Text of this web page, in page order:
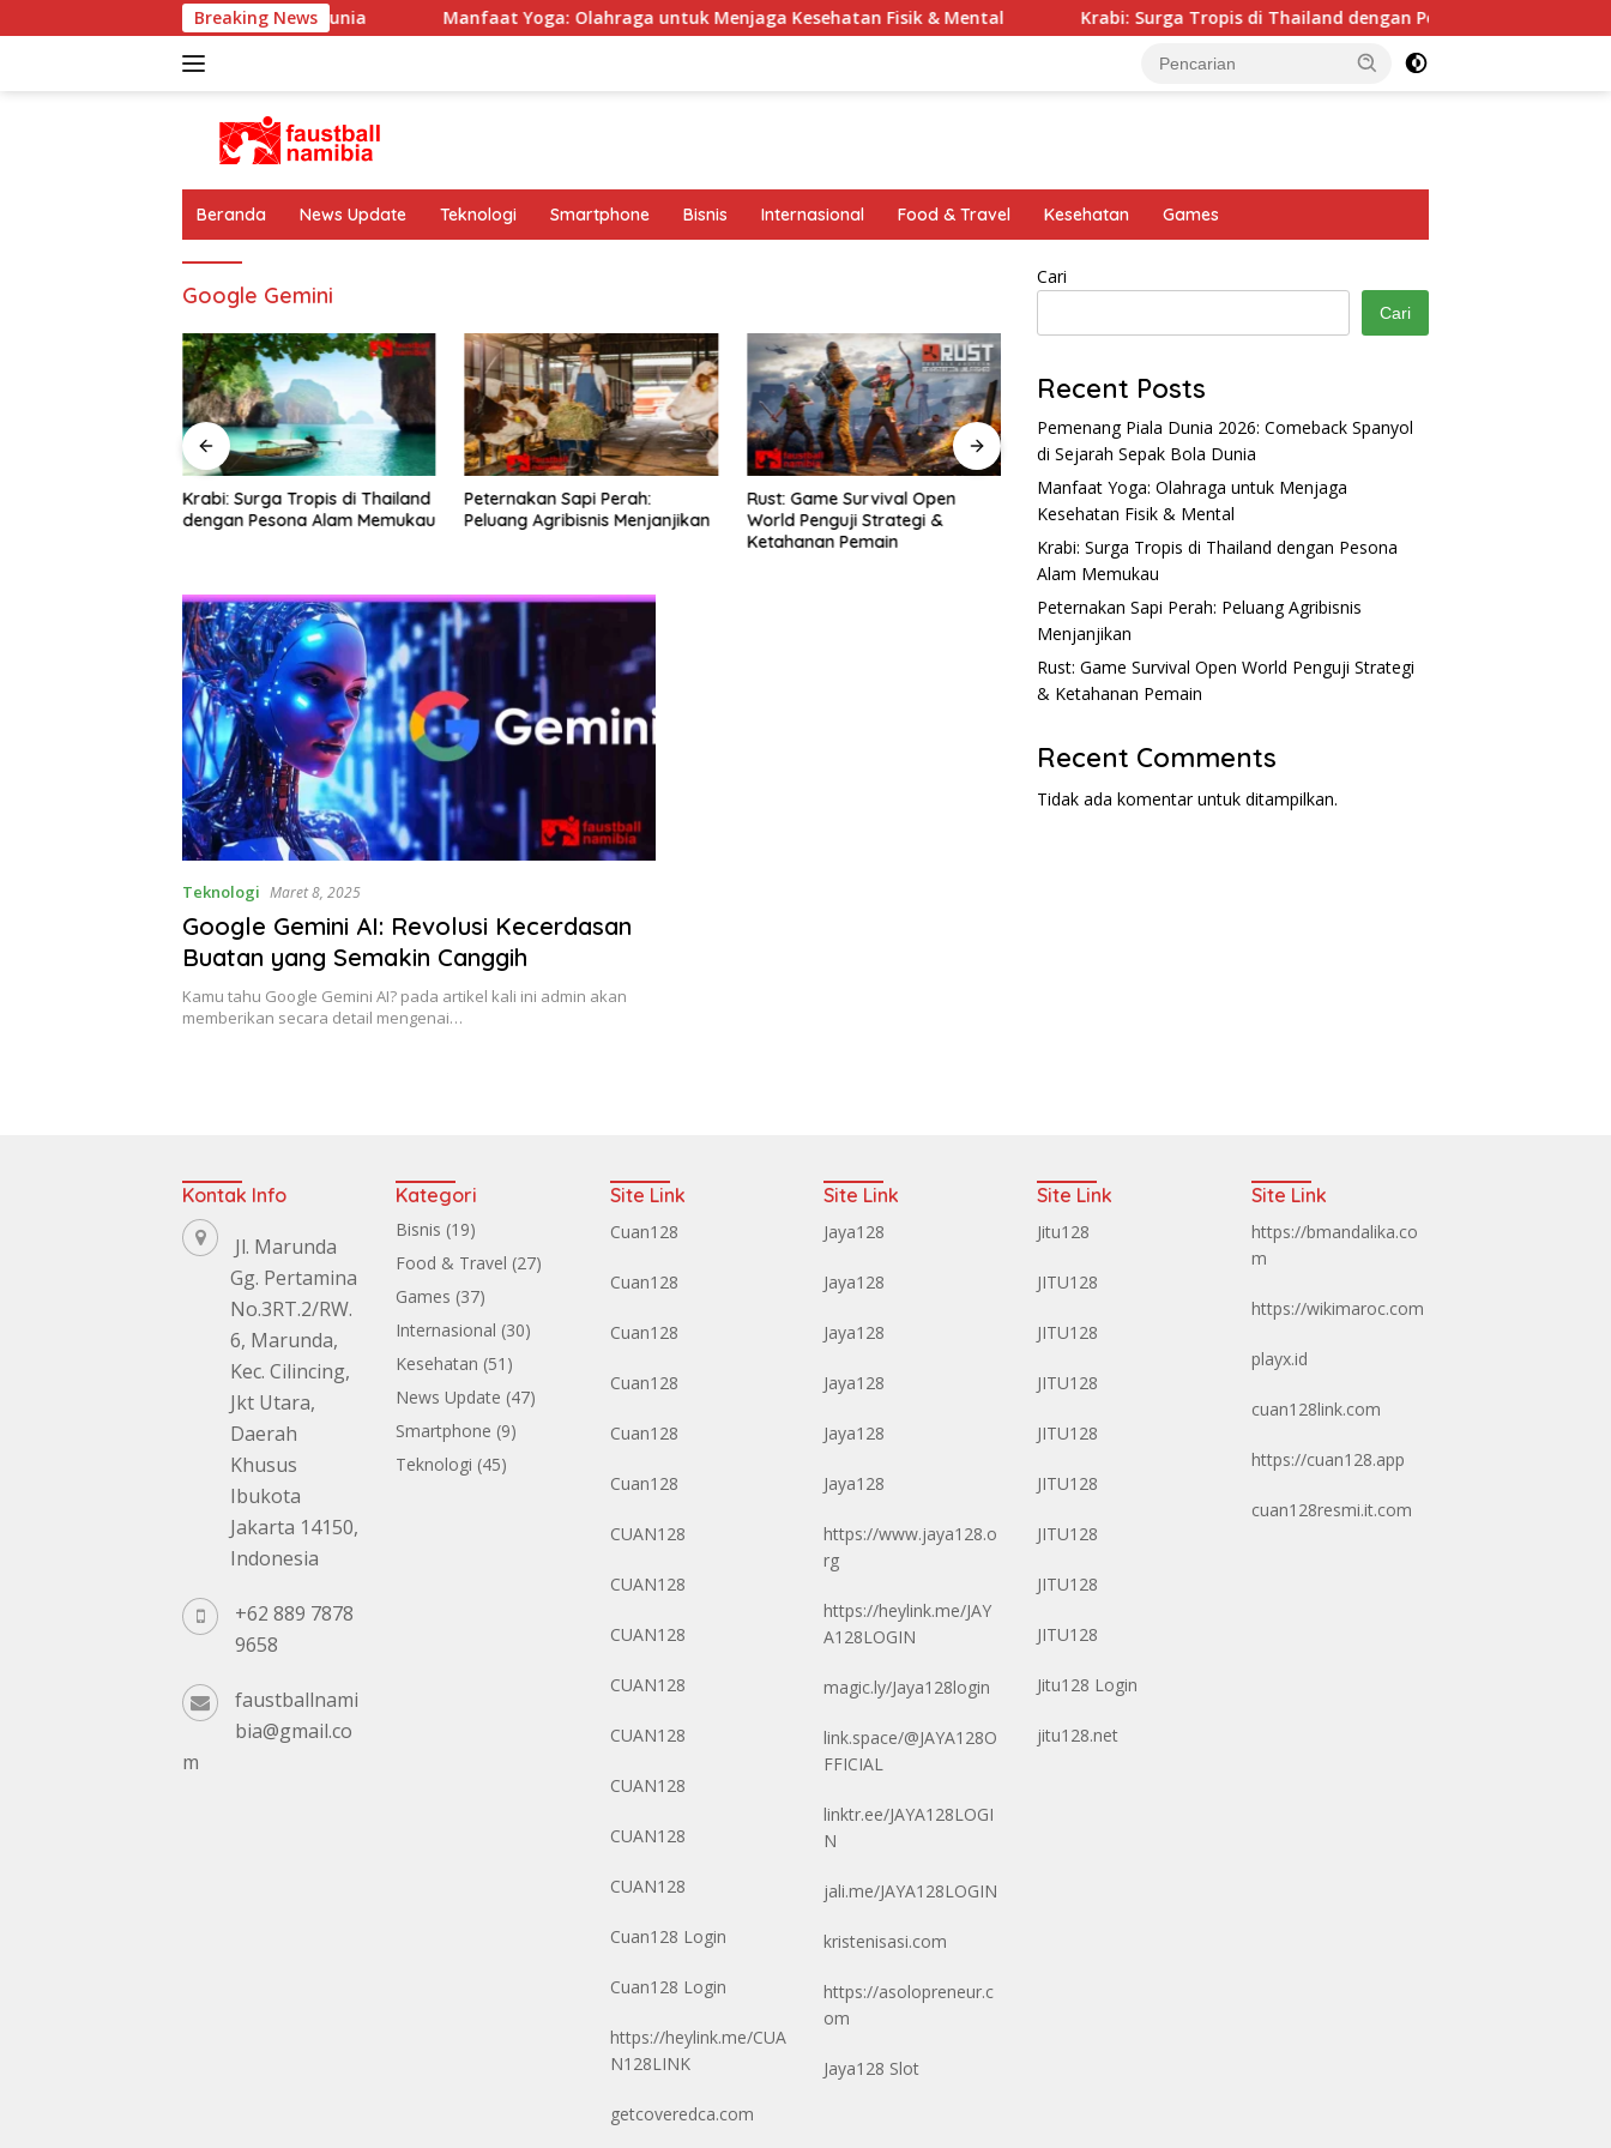
ke
Breaking News
di Sejarah Sepak Bola Dunia Manfaat Yoga: Olahraga untuk Menjaga Kesehatan Fisik & Mental Krabi: Surga Tropis di Thailand dengan Pesona Alam Memukau
Beranda News Update Teknologi Smartphone Bisnis Internasional Food & Travel Kesehatan Games
Google Gemini
Krabi: Surga Tropis di Thailand
dengan Pesona Alam Memukau
Peternakan Sapi Perah:
Peluang Agribisnis Menjanjikan
Rust: Game Survival Open
World Penguji Strategi &
Ketahanan Pemain
Koin Alternatif: Altcoin dan
Potensinya di Dunia Aset Kripto
Vivo Y28 4G: Smartphone
Andal
Teknologi Maret 8, 2025
Google Gemini AI: Revolusi Kecerdasan
Buatan yang Semakin Canggih
Kamu tahu Google Gemini AI? pada artikel kali ini admin akan
memberikan secara detail mengenai…
Cari
Cari
Recent Posts
Pemenang Piala Dunia 2026: Comeback Spanyol
di Sejarah Sepak Bola Dunia
Manfaat Yoga: Olahraga untuk Menjaga
Kesehatan Fisik & Mental
Krabi: Surga Tropis di Thailand dengan Pesona
Alam Memukau
Peternakan Sapi Perah: Peluang Agribisnis
Menjanjikan
Rust: Game Survival Open World Penguji Strategi
& Ketahanan Pemain
Recent Comments
Tidak ada komentar untuk ditampilkan.
Kontak Info
Jl. Marunda
Gg. Pertamina
No.3RT.2/RW.
6, Marunda,
Kec. Cilincing,
Jkt Utara,
Daerah
Khusus
Ibukota
Jakarta 14150,
Indonesia
+62 889 7878
9658
faustballnami
bia@gmail.co
m
Kategori
Bisnis (19)
Food & Travel (27)
Games (37)
Internasional (30)
Kesehatan (51)
News Update (47)
Smartphone (9)
Teknologi (45)
Site Link
Cuan128
Cuan128
Cuan128
Cuan128
Cuan128
Cuan128
CUAN128
CUAN128
CUAN128
CUAN128
CUAN128
CUAN128
CUAN128
CUAN128
Cuan128 Login
Cuan128 Login
https://heylink.me/CUA
N128LINK
getcoveredca.com
Site Link
Jaya128
Jaya128
Jaya128
Jaya128
Jaya128
Jaya128
https://www.jaya128.o
rg
https://heylink.me/JAY
A128LOGIN
magic.ly/Jaya128login
link.space/@JAYA128O
FFICIAL
linktr.ee/JAYA128LOGI
N
jali.me/JAYA128LOGIN
kristenisasi.com
https://asolopreneur.c
om
Jaya128 Slot
Site Link
Jitu128
JITU128
JITU128
JITU128
JITU128
JITU128
JITU128
JITU128
JITU128
Jitu128 Login
jitu128.net
Site Link
https://bmandalika.co
m
https://wikimaroc.com
playx.id
cuan128link.com
https://cuan128.app
cuan128resmi.it.com